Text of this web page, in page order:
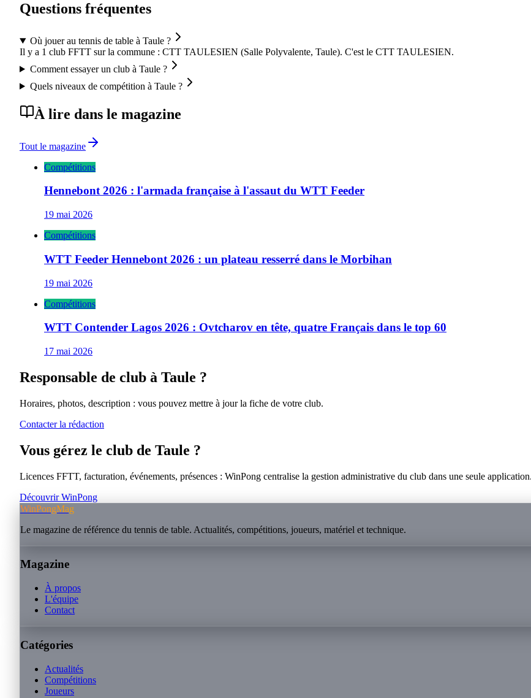
Questions fréquentes
Où jouer au tennis de table à Taule ?
Il y a 1 club FFTT sur la commune : CTT TAULESIEN (Salle Polyvalente, Taule). C'est le CTT TAULESIEN.
Comment essayer un club à Taule ?
Quels niveaux de compétition à Taule ?
À lire dans le magazine
Tout le magazine
Compétitions
Hennebont 2026 : l'armada française à l'assaut du WTT Feeder
19 mai 2026
Compétitions
WTT Feeder Hennebont 2026 : un plateau resserré dans le Morbihan
19 mai 2026
Compétitions
WTT Contender Lagos 2026 : Ovtcharov en tête, quatre Français dans le top 60
17 mai 2026
Responsable de club à Taule ?
Horaires, photos, description : vous pouvez mettre à jour la fiche de votre club.
Contacter la rédaction
Vous gérez le club de Taule ?
Licences FFTT, facturation, événements, présences : WinPong centralise la gestion administrative du club dans une seule
Découvrir WinPong
WinPongMag
Le magazine de référence du tennis de table. Actualités, compétitions, joueurs, matériel et technique.
Magazine
À propos
L'équipe
Contact
Catégories
Actualités
Compétitions
Joueurs